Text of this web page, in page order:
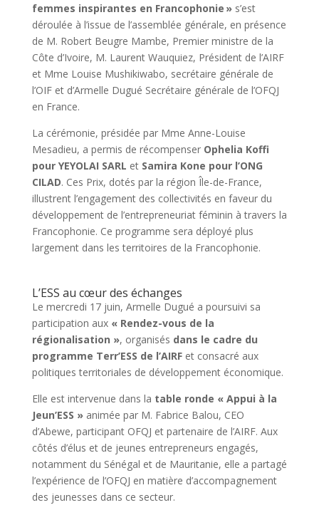
femmes inspirantes en Francophonie »s’est
déroulée à l’issue de l’assemblée générale, en présence
de M. Robert Beugre Mambe, Premier ministre de la
Côte d’Ivoire, M. Laurent Wauquiez, Président de l’AIRF
et Mme Louise Mushikiwabo, secrétaire générale de
l’OIF et d’Armelle Dugué Secrétaire générale de l’OFQJ
en France.
La cérémonie, présidée par Mme Anne-Louise
Mesadieu, a permis de récompenser Ophelia Koffi
pour YEYOLAI SARL et Samira Kone pour l’ONG
CILAD. Ces Prix, dotés par la région Île-de-France,
illustrent l’engagement des collectivités en faveur du
développement de l’entrepreneuriat féminin à travers la
Francophonie. Ce programme sera déployé plus
largement dans les territoires de la Francophonie.
L’ESS au cœur des échanges
Le mercredi 17 juin, Armelle Dugué a poursuivi sa
participation aux« Rendez-vous de la
régionalisation », organisés dans le cadre du
programme Terr’ESS de l’AIRFet consacré aux
politiques territoriales de développement économique.
Elle est intervenue dans la table ronde « Appui à la
Jeun’ESS » animée par M. Fabrice Balou, CEO
d’Abewe, participant OFQJ et partenaire de l’AIRF. Aux
côtés d’élus et de jeunes entrepreneurs engagés,
notamment du Sénégal et de Mauritanie, elle a partagé
l’expérience de l’OFQJ en matière d’accompagnement
des jeunesses dans ce secteur.